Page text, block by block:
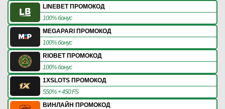
LINEBET ПРОМОКОД
100% бонус
MEGAPARI ПРОМОКОД
100% бонус
RIOBET ПРОМОКОД
100% бонус
1XSLOTS ПРОМОКОД
550% + 450 FS
ВИНЛАЙН ПРОМОКОД